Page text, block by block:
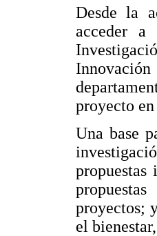
Desde la
acceder a
proyecto
Una base
propuestas
proyectos;
el